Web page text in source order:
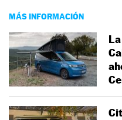
MÁS INFORMACIÓN